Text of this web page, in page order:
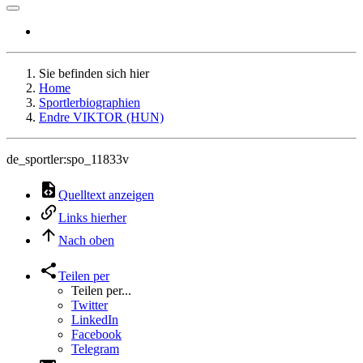
Sie befinden sich hier
Home
Sportlerbiographien
Endre VIKTOR (HUN)
de_sportler:spo_11833v
Quelltext anzeigen
Links hierher
Nach oben
Teilen per
Teilen per...
Twitter
LinkedIn
Facebook
Telegram